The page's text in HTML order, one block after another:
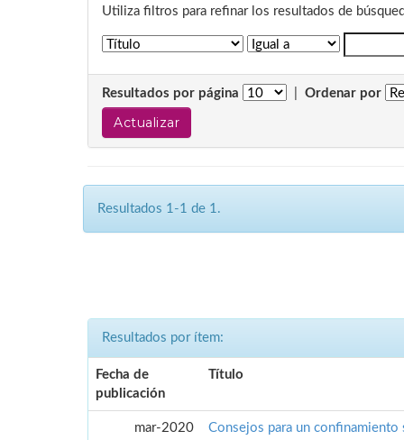
Utiliza filtros para refinar los resultados de
Resultados por página Ordenar por
Resultados 1-1 de 1.
Resultados por ítem:
Fecha de
publicación
Título
mar-2020 Consejos para un confinamiento